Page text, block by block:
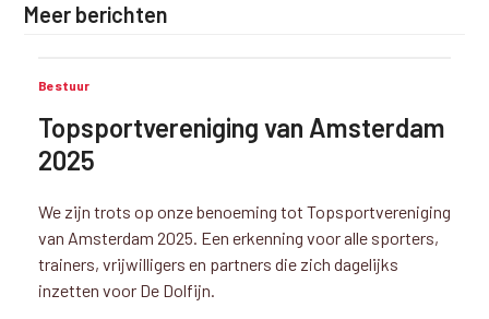
Meer berichten
Bestuur
Topsportvereniging van Amsterdam
2025
We zijn trots op onze benoeming tot Topsportvereniging
van Amsterdam 2025. Een erkenning voor alle sporters,
trainers, vrijwilligers en partners die zich dagelijks
inzetten voor De Dolfijn.